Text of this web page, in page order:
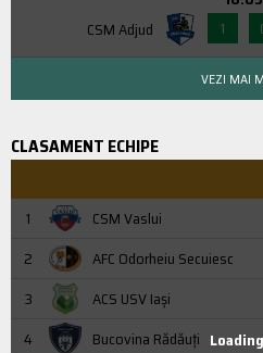
CSM Adjud
1
VEZI MAI
CLASAMENT ECHIPE
1
CSM Vaslui
2
AFC Odorheiu Secuiesc
3
ACS USV Iaşi
4
Bucovina Rădăuți